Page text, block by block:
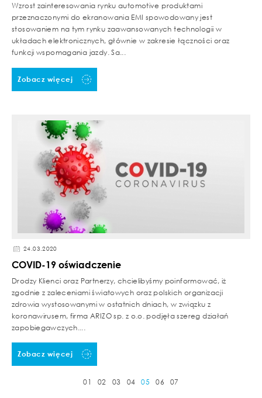
Wzrost zainteresowania rynku automotive produktami
przeznaczonymi do ekranowania EMI spowodowany jest
stosowaniem na tym rynku zaawansowanych technologii w
układach elektronicznych, głównie w zakresie łączności oraz
funkcji wspomagania jazdy. Sa...
Zobacz więcej
24.03.2020
COVID-19 oświadczenie
Drodzy Klienci oraz Partnerzy, chcielibyśmy poinformować, iż
zgodnie z zaleceniami światowych oraz polskich organizacji
zdrowia wystosowanymi w ostatnich dniach, w związku z
koronawirusem, firma ARIZO sp. z o.o. podjęła szereg działań
zapobiegawczych....
Zobacz więcej
01 02 03 04 05 06 07